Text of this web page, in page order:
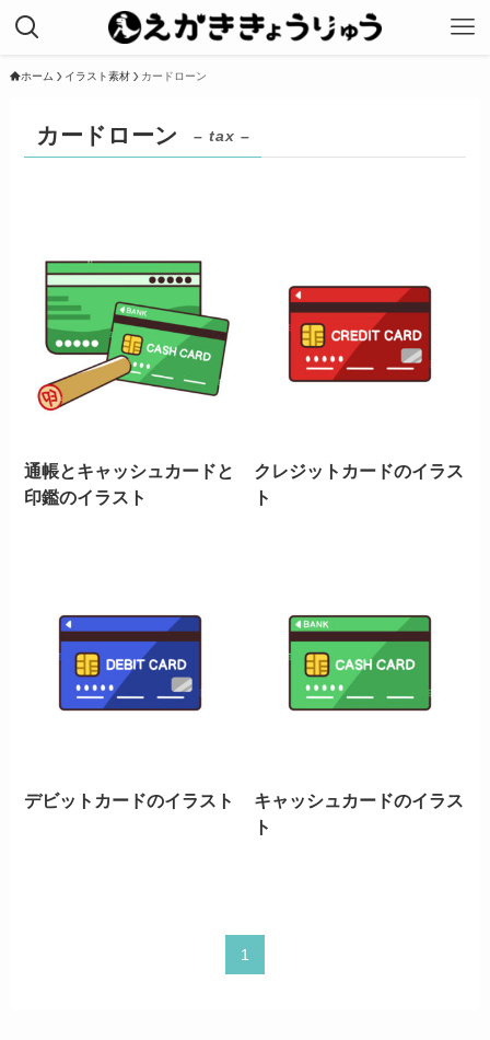
ホーム イラスト素材 カードローン
カードローン – tax –
通帳とキャッシュカードと
印鑑のイラスト
クレジットカードのイラス
ト
デビットカードのイラスト
キャッシュカードのイラス
ト
1